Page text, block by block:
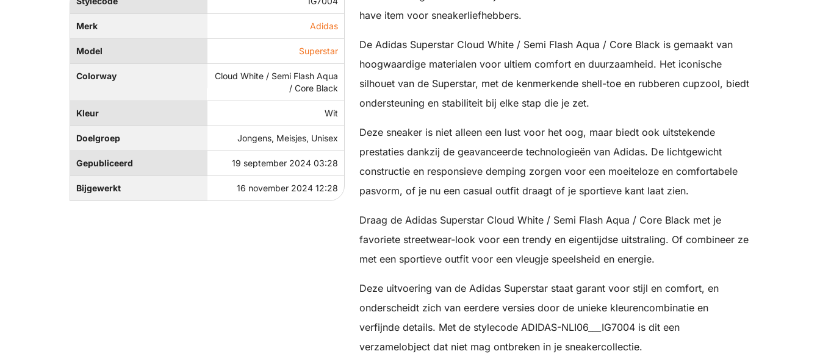
Merk Adidas
Model Superstar
Colorway
Cloud White / Semi Flash Aqua
/ Core Black
Kleur Wit
Doelgroep Jongens, Meisjes, Unisex
Gepubliceerd 19 september 2024 03:28
Bijgewerkt 16 november 2024 12:28
have item voor sneakerliefhebbers.
De Adidas Superstar Cloud White / Semi Flash Aqua / Core Black is gemaakt van
hoogwaardige materialen voor ultiem comfort en duurzaamheid. Het iconische
silhouet van de Superstar, met de kenmerkende shell-toe en rubberen cupzool, biedt
ondersteuning en stabiliteit bij elke stap die je zet.
Deze sneaker is niet alleen een lust voor het oog, maar biedt ook uitstekende
prestaties dankzij de geavanceerde technologieën van Adidas. De lichtgewicht
constructie en responsieve demping zorgen voor een moeiteloze en comfortabele
pasvorm, of je nu een casual outfit draagt of je sportieve kant laat zien.
Draag de Adidas Superstar Cloud White / Semi Flash Aqua / Core Black met je
favoriete streetwear-look voor een trendy en eigentijdse uitstraling. Of combineer ze
met een sportieve outfit voor een vleugje speelsheid en energie.
Deze uitvoering van de Adidas Superstar staat garant voor stijl en comfort, en
onderscheidt zich van eerdere versies door de unieke kleurencombinatie en
verfijnde details. Met de stylecode ADIDAS-NLI06___IG7004 is dit een
verzamelobject dat niet mag ontbreken in je sneakercollectie.